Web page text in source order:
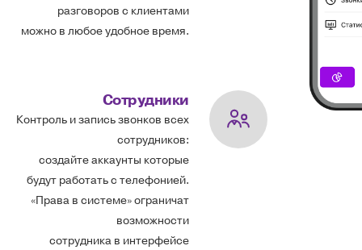
разговоров с клиентами
можно в любое удобное время.
Сотрудники
Контроль и запись звонков всех
сотрудников:
создайте аккаунты которые
будут работать с телефонией.
«Права в системе» ограничат
возможности
сотрудника в интерфейсе